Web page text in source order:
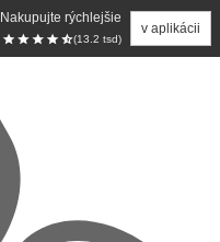
Nakupujte rýchlejšie
(13.2 tsd)
v aplikácii